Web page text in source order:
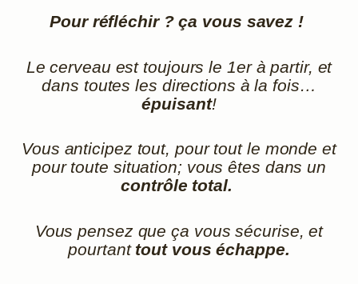
Pour réfléchir ? ça vous savez !
Le cerveau est toujours le 1er à partir, et
dans toutes les directions à la fois…
épuisant!
Vous anticipez tout, pour tout le monde et
pour toute situation; vous êtes dans un
contrôle total.
Vous pensez que ça vous sécurise, et
pourtant tout vous échappe.